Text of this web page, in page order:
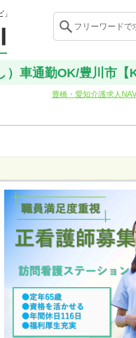
車通勤OK/豊川市【
豊橋・愛知介護求人